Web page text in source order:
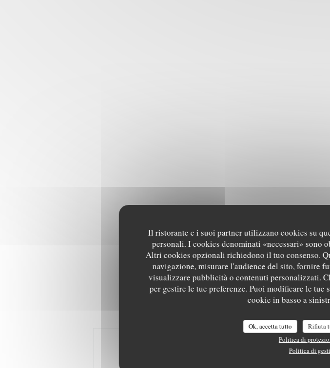
Il ristorante e i suoi partner utilizzano cookies su
personali. I cookies denominati «necessari» sono
Altri cookies opzionali richiedono il tuo consenso.
navigazione, misurare l'audience del sito, fornire
visualizzare pubblicità o contenuti personalizzati.
per gestire le tue preferenze. Puoi modificare le
cookie in basso a
Ok, accetta tutto Rifiuta
Politica di
Politica di
Carte & Menus Les